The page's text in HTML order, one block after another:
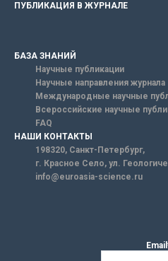
ПУБЛИКАЦИЯ В ЖУРНАЛЕ
БАЗА ЗНАНИЙ
Научные публикации
Научные направления журнала
Международные научные
Всероссийские научные
FAQ
НАШИ КОНТАКТЫ
198320, Санкт-Петербург,
г. Красное Село, ул.
info@euroasia-science.ru